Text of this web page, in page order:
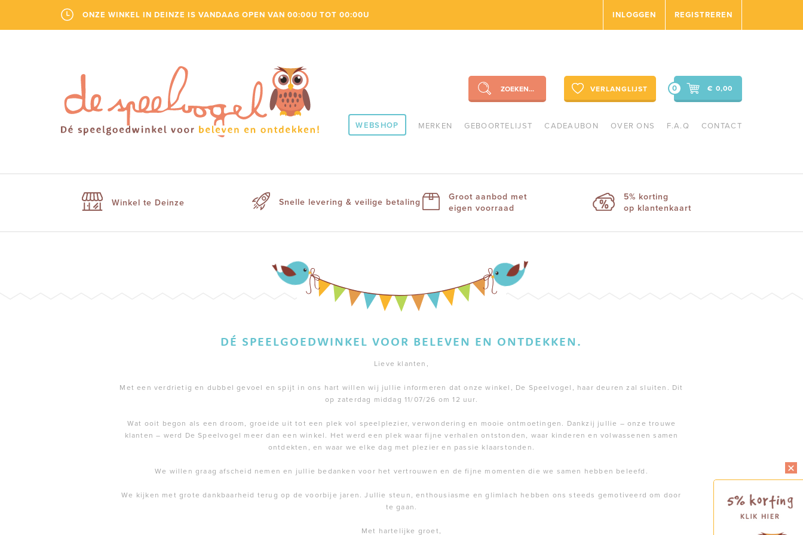
ONZE WINKEL IN DEINZE IS VANDAAG OPEN VAN 00:00U TOT 00:00U INLOGGEN REGISTREREN
ZOEKEN...
SEARCH
VERLANGLIJST € 0,00
0
WEBSHOP MERKEN GEBOORTELIJST CADEAUBON OVER ONS F.A.Q CONTACT
Winkel te Deinze Snelle levering & veilige betaling
Groot aanbod met
eigen voorraad
5% korting
op klantenkaart
DÉ SPEELGOEDWINKEL VOOR BELEVEN EN ONTDEKKEN.
Lieve klanten,
Met een verdrietig en dubbel gevoel en spijt in ons hart willen wij jullie informeren dat onze winkel, De Speelvogel, haar deuren zal sluiten. Dit
op zaterdag middag 11/07/26 om 12 uur.
Wat ooit begon als een droom, groeide uit tot een plek vol speelplezier, verwondering en mooie ontmoetingen. Dankzij jullie – onze trouwe
klanten – werd De Speelvogel meer dan een winkel. Het werd een plek waar fijne verhalen ontstonden, waar kinderen en volwassenen samen
ontdekten, en waar we elke dag met plezier en passie klaarstonden.
We willen graag afscheid nemen en jullie bedanken voor het vertrouwen en de fijne momenten die we samen hebben beleefd.
We kijken met grote dankbaarheid terug op de voorbije jaren. Jullie steun, enthousiasme en glimlach hebben ons steeds gemotiveerd om door
te gaan.
Met hartelijke groet,